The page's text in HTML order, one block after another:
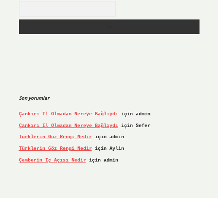
Son yorumlar
Çankırı Il Olmadan Nereye Bağlıydıiçin admin
Çankırı Il Olmadan Nereye Bağlıydıiçin Sefer
Türklerin Göz Rengi Nediriçin admin
Türklerin Göz Rengi Nediriçin Aylin
Çemberin Iç Açısı Nediriçin admin